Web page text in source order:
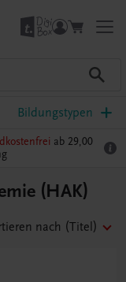
Bildungstypen
ab 29,00
(HAK)
nach (Titel)